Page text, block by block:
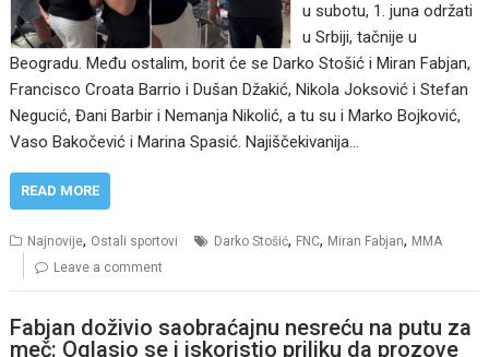
u subotu, 1. juna održati
u Srbiji, tačnije u
Beogradu. Među ostalim, borit će se Darko Stošić i Miran Fabjan,
Francisco Croata Barrio i Dušan Džakić, Nikola Joksović i Stefan
Negucić, Đani Barbir i Nemanja Nikolić, a tu su i Marko Bojković,
Vaso Bakočević i Marina Spasić. Najiščekivanija…
READ MORE
Najnovije, Ostali sportovi Darko Stošić, FNC, Miran Fabjan, MMA
Leave a comment
Fabjan doživio saobraćajnu nesreću na putu za
meč: Oglasio se i iskoristio priliku da prozove